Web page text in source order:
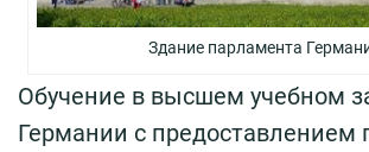
Здание парламента
Обучение в высшем учебном
Германии с предоставлением